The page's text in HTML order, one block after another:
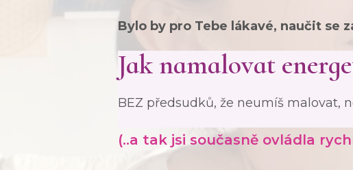
Bylo by pro Tebe lákavé, naučit se
Jak namalovat
BEZ předsudků, že neumíš malovat,
(..a tak jsi současně ovládla